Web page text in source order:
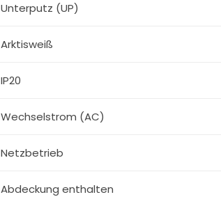
Unterputz (UP)
Arktisweiß
IP20
Wechselstrom (AC)
Netzbetrieb
Abdeckung enthalten